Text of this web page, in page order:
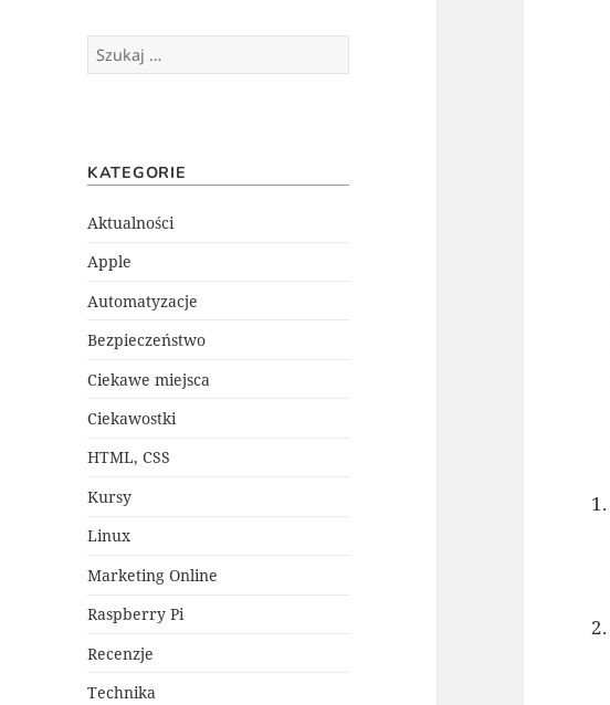
Szukaj:
KATEGORIE
Aktualności
Apple
Automatyzacje
Bezpieczeństwo
Ciekawe miejsca
Ciekawostki
HTML, CSS
Kursy
Linux
Marketing Online
Raspberry Pi
Recenzje
Technika